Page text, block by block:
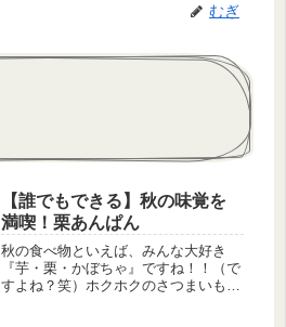
むぎ
【誰でもできる】秋の味覚を
満喫！栗あんぱん
秋の食べ物といえば、みんな大好き
『芋・栗・かぼちゃ』ですね！！（で
すよね？笑）ホクホクのさつまいも